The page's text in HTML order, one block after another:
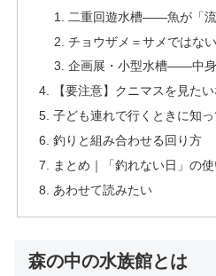
二重回遊水槽——魚が「
チョウザメ＝サメではない
企画展・小型水槽——中身
【要注意】クニマスを見た
子ども連れで行くときに知
釣りと組み合わせる回り方
まとめ｜「釣れない日」の
あわせて読みたい
森の中の水族館とは